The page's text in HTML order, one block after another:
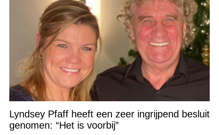
Lyndsey Pfaff heeft een zeer ingrijpend besluit
genomen: “Het is voorbij”